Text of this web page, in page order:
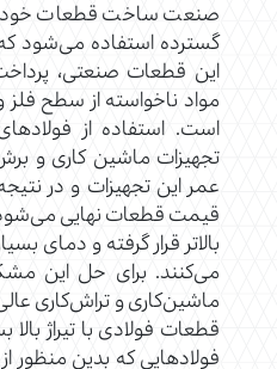
صنعت ساخت قطعات
گسترده استفاده می‌شود
این قطعات صنعتی،
مواد ناخواسته از سطح فلز
است. استفاده از
تجهیزات ماشین کاری و
عمر این تجهیزات و در
قیمت قطعات نهایی
بالاتر قرار گرفته و دمای
می‌کنند. برای حل این
ماشین‌کاری و تراش‌کاری
قطعات فولادی با تیراژ
فولادهایی که بدین منظور